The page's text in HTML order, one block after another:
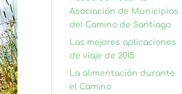
Asociación de Municipios
del Camino de Santiago
Las mejores aplicaciones
de viaje de 2015
La alimentación durante
el Camino